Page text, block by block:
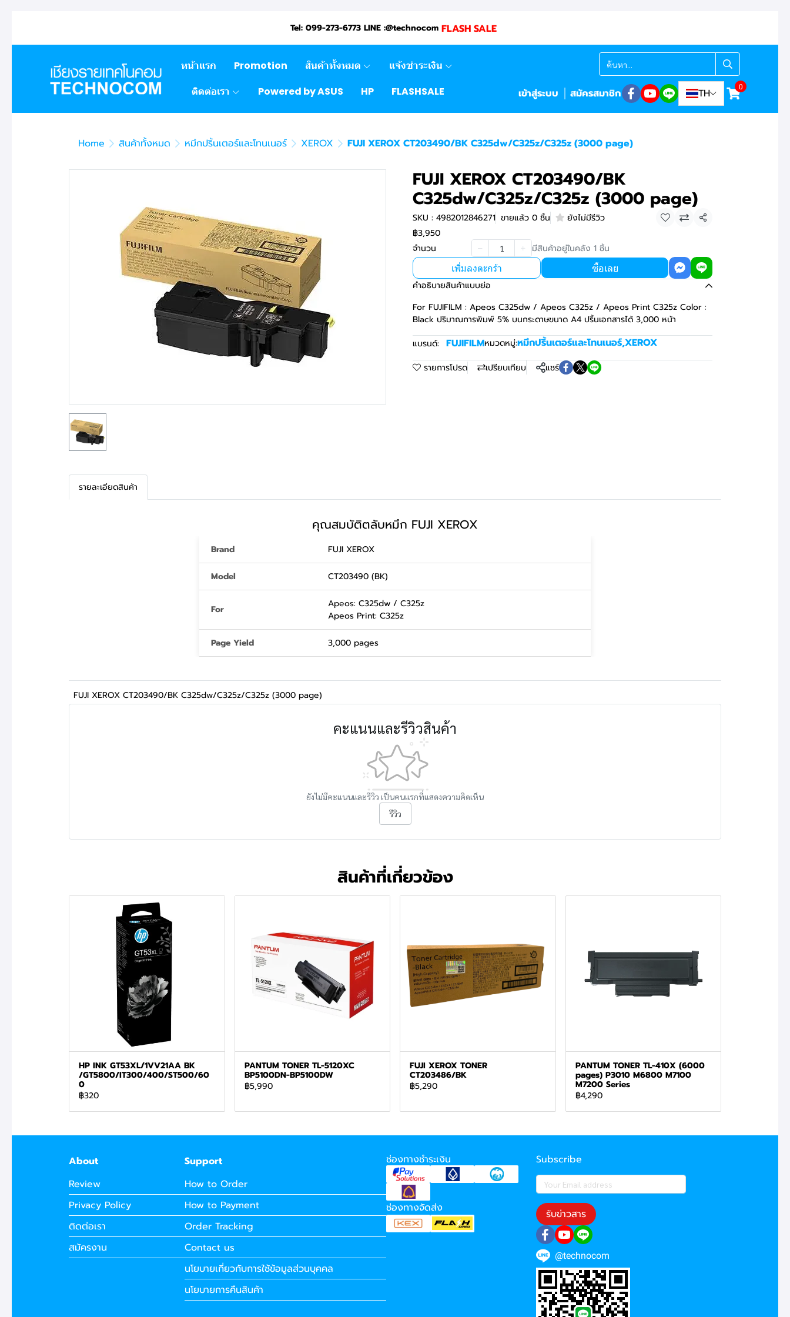
Tel: 099-273-6773 LINE :@technocom FLASH SALE
หน้าแรก Promotion สินค้าทั้งหมด
แจ้งชำระเงิน
ติดต่อเรา
Powered by ASUS HP FLASHSALE เข้าสู่ระบบ สมัครสมาชิก TH 0
Home สินค้าทั้งหมด หมึกปริ้นเตอร์และโทนเนอร์ XEROX FUJI XEROX CT203490/BK C325dw/C325z/C325z (3000 page)
FUJI XEROX CT203490/BK
C325dw/C325z/C325z (3000 page)
SKU : 4982012846271 ขายแล้ว 0 ชิ้น ยังไม่มีรีวิว
แชร์
฿3,950
จำนวน
มีสินค้าอยู่ในคลัง 1 ชิ้น
เพิ่มลงตะกร้า
ซื้อเลย
คำอธิบายสินค้าแบบย่อ
For FUJIFILM : Apeos C325dw / Apeos C325z / Apeos Print C325z Color :
Black ปริมาณการพิมพ์ 5% บนกระดาษขนาด A4 ปริ้นเอกสารได้ 3,000 หน้า
แบรนด์:
FUJIFILMหมวดหมู่:หมึกปริ้นเตอร์และโทนเนอร์,XEROX
รายการโปรด เปรียบเทียบ แชร์
รายละเอียดสินค้า
คุณสมบัติตลับหมึก FUJI XEROX
Brand FUJI XEROX
Model CT203490 (BK)
For
Apeos: C325dw / C325z
Apeos Print: C325z
Page Yield 3,000 pages
FUJI XEROX CT203490/BK C325dw/C325z/C325z (3000 page)
คะแนนและรีวิวสินค้า
ยังไม่มีคะแนนและรีวิว เป็นคนแรกที่แสดงความคิดเห็น
รีวิว
สินค้าที่เกี่ยวข้อง
HP INK GT53XL/1VV21AA BK
/GT5800/IT300/400/ST500/60
0
฿320
PANTUM TONER TL-5120XC
BP5100DN-BP5100DW
฿5,990
FUJI XEROX TONER
CT203486/BK
฿5,290
PANTUM TONER TL-410X (6000
pages) P3010 M6800 M7100
M7200 Series
฿4,290
About
Review
Privacy Policy
ติดต่อเรา
สมัครงาน
Support
How to Order
How to Payment
Order Tracking
Contact us
นโยบายเกี่ยวกับการใช้ข้อมูลส่วนบุคคล
นโยบายการคืนสินค้า
ช่องทางชำระเงิน
ช่องทางจัดส่ง
Subscribe
รับข่าวสาร
@technocom